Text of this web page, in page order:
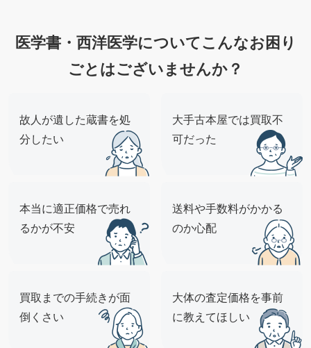
医学書・西洋医学についてこんなお困り
ごとはございませんか？
故人が遺した蔵書を処
分したい
大手古本屋では買取不
可だった
本当に適正価格で売れ
るかが不安
送料や手数料がかかる
のか心配
買取までの手続きが面
倒くさい
大体の査定価格を事前
に教えてほしい